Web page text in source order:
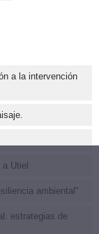
a la intervención
Utiel
ambiental"
estrategias de